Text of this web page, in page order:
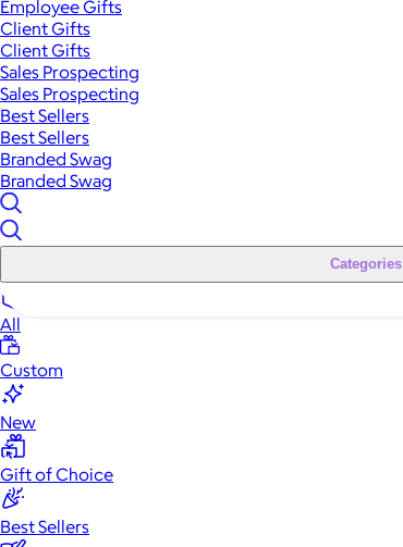
Employee Gifts
Client Gifts
Client Gifts
Sales Prospecting
Sales Prospecting
Best Sellers
Best Sellers
Branded Swag
Branded Swag
Categories
All
Custom
New
Gift of Choice
Best Sellers